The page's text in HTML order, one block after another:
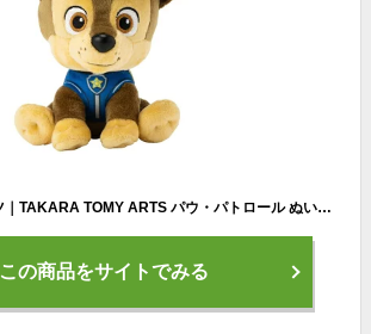
タカラトミーアーツ｜TAKARA TOMY ARTS パウ・パトロール ぬいぐるみM チェイスver.
この商品をサイトでみる